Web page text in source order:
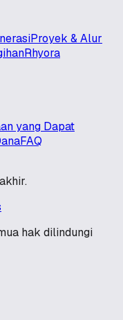
Proyek & Alur
Rhyora
yang Dapat
FAQ
hak dilindungi